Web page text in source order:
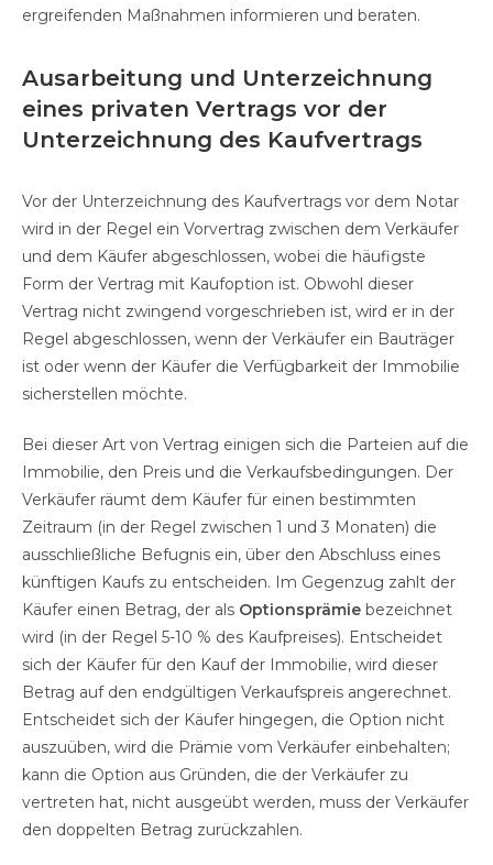
ergreifenden Maßnahmen informieren und beraten.
Ausarbeitung und Unterzeichnung
eines privaten Vertrags vor der
Unterzeichnung des Kaufvertrags
Vor der Unterzeichnung des Kaufvertrags vor dem Notar
wird in der Regel ein Vorvertrag zwischen dem Verkäufer
und dem Käufer abgeschlossen, wobei die häufigste
Form der Vertrag mit Kaufoption ist. Obwohl dieser
Vertrag nicht zwingend vorgeschrieben ist, wird er in der
Regel abgeschlossen, wenn der Verkäufer ein Bauträger
ist oder wenn der Käufer die Verfügbarkeit der Immobilie
sicherstellen möchte.
Bei dieser Art von Vertrag einigen sich die Parteien auf die
Immobilie, den Preis und die Verkaufsbedingungen. Der
Verkäufer räumt dem Käufer für einen bestimmten
Zeitraum (in der Regel zwischen 1 und 3 Monaten) die
ausschließliche Befugnis ein, über den Abschluss eines
künftigen Kaufs zu entscheiden. Im Gegenzug zahlt der
Käufer einen Betrag, der als Optionsprämie bezeichnet
wird (in der Regel 5-10 % des Kaufpreises). Entscheidet
sich der Käufer für den Kauf der Immobilie, wird dieser
Betrag auf den endgültigen Verkaufspreis angerechnet.
Entscheidet sich der Käufer hingegen, die Option nicht
auszuüben, wird die Prämie vom Verkäufer einbehalten;
kann die Option aus Gründen, die der Verkäufer zu
vertreten hat, nicht ausgeübt werden, muss der Verkäufer
den doppelten Betrag zurückzahlen.